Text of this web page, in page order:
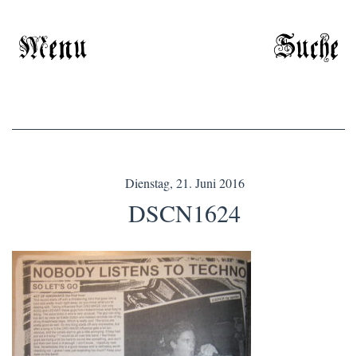
Menu Suche
Dienstag, 21. Juni 2016
DSCN1624